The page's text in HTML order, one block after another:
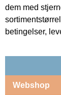
dem med
betingelser,
Webshop